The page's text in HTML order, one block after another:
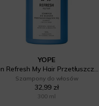
YOPE
Men Refresh My Hair Przetłuszczanie Szampon do włosów
Szampony do włosów
32,99 zł
300 ml